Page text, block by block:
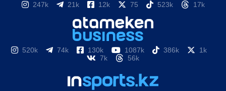
247k 21k 12k 75 523k 17k
520k 74k 130k 1087k 386k
1k
7k
56k